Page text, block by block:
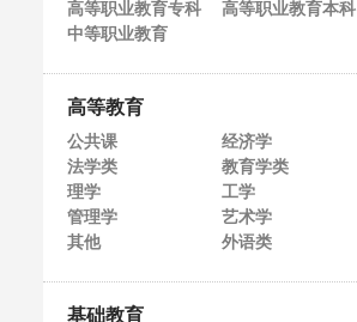
高等职业教育专科
高等职业教育本科
中等职业教育
高等教育
公共课
经济学
法学类
教育学类
理学
工学
管理学
艺术学
其他
外语类
基础教育